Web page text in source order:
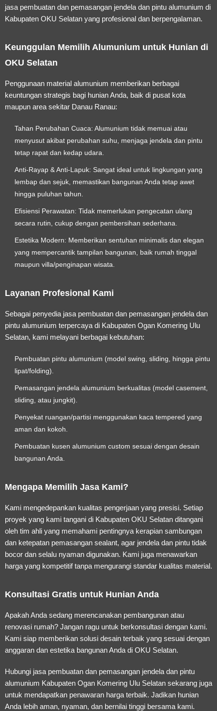
jasa pembuatan dan pemasangan jendela dan pintu alumunium di
Kabupaten OKU Selatan yang profesional dan berpengalaman.
Keunggulan Memilih Alumunium untuk Hunian di
OKU Selatan
Penggunaan material alumunium memberikan berbagai
keuntungan strategis bagi hunian Anda, baik di pusat kota
maupun area sekitar Danau Ranau:
Tahan Perubahan Cuaca: Alumunium tidak memuai atau
menyusut akibat perubahan suhu, menjaga jendela dan pintu
tetap rapat dan kedap udara.
Anti-Rayap & Anti-Lapuk: Sangat ideal untuk lingkungan yang
lembap dan sejuk, memastikan bangunan Anda tetap awet
hingga puluhan tahun.
Efisiensi Perawatan: Tidak memerlukan pengecatan ulang
secara rutin, cukup dengan pembersihan sederhana.
Estetika Modern: Memberikan sentuhan minimalis dan elegan
yang mempercantik tampilan bangunan, baik rumah tinggal
maupun villa/penginapan wisata.
Layanan Profesional Kami
Sebagai penyedia jasa pembuatan dan pemasangan jendela dan
pintu alumunium terpercaya di Kabupaten Ogan Komering Ulu
Selatan, kami melayani berbagai kebutuhan:
Pembuatan pintu alumunium (model swing, sliding, hingga pintu
lipat/folding).
Pemasangan jendela alumunium berkualitas (model casement,
sliding, atau jungkit).
Penyekat ruangan/partisi menggunakan kaca tempered yang
aman dan kokoh.
Pembuatan kusen alumunium custom sesuai dengan desain
bangunan Anda.
Mengapa Memilih Jasa Kami?
Kami mengedepankan kualitas pengerjaan yang presisi. Setiap
proyek yang kami tangani di Kabupaten OKU Selatan ditangani
oleh tim ahli yang memahami pentingnya kerapian sambungan
dan ketepatan pemasangan sealant, agar jendela dan pintu tidak
bocor dan selalu nyaman digunakan. Kami juga menawarkan
harga yang kompetitif tanpa mengurangi standar kualitas material.
Konsultasi Gratis untuk Hunian Anda
Apakah Anda sedang merencanakan pembangunan atau
renovasi rumah? Jangan ragu untuk berkonsultasi dengan kami.
Kami siap memberikan solusi desain terbaik yang sesuai dengan
anggaran dan estetika bangunan Anda di OKU Selatan.
Hubungi jasa pembuatan dan pemasangan jendela dan pintu
alumunium Kabupaten Ogan Komering Ulu Selatan sekarang juga
untuk mendapatkan penawaran harga terbaik. Jadikan hunian
Anda lebih aman, nyaman, dan bernilai tinggi bersama kami.